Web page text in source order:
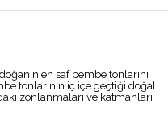
en saf pembe tonlarını
tonlarının iç içe geçtiği doğal
zonlanmaları ve katmanları